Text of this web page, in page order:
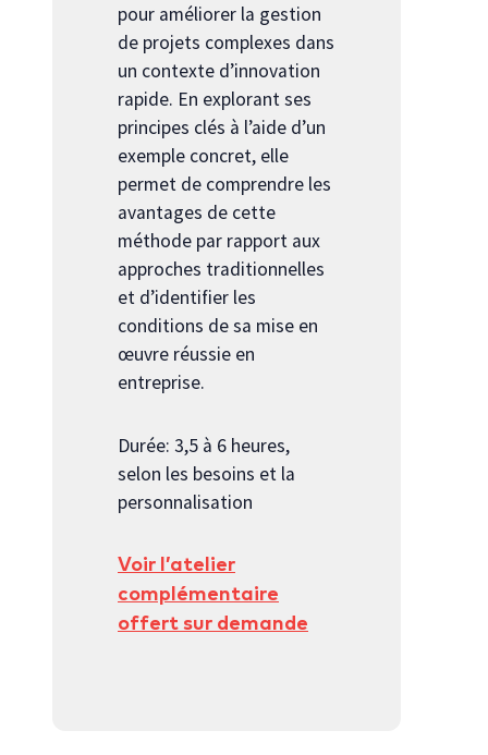
pour améliorer la gestion
de projets complexes dans
un contexte d’innovation
rapide. En explorant ses
principes clés à l’aide d’un
exemple concret, elle
permet de comprendre les
avantages de cette
méthode par rapport aux
approches traditionnelles
et d’identifier les
conditions de sa mise en
œuvre réussie en
entreprise.
Durée: 3,5 à 6 heures,
selon les besoins et la
personnalisation
Voir l’atelier
complémentaire
offert sur demande